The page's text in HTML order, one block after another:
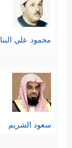
محمود علي البنا
سعود الشريم